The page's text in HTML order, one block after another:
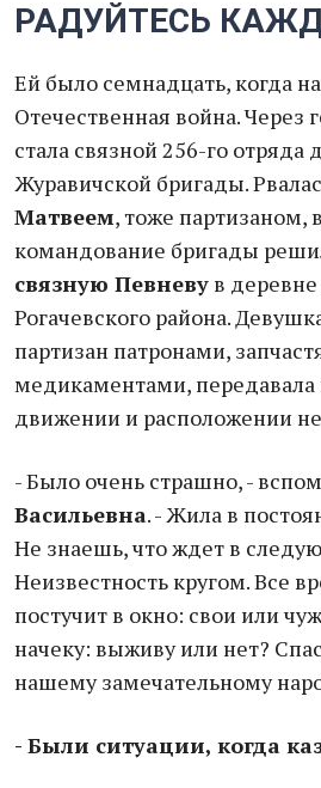
РАДУЙТЕСЬ
Ей было семнадцать, когда
Отечественная война. Через
стала связной 256-го отряда
Журавичской бригады.
Матвеем, тоже партизаном,
командование бригады
связную Певневу в
Рогачевского района.
партизан патронами,
медикаментами,
движении и расположении
- Было очень страшно, -
Васильевна. - Жила в
Не знаешь, что ждет в
Неизвестность кругом. Все
постучит в окно: свои или
начеку: выживу или нет?
нашему замечательному
- Были ситуации, когда